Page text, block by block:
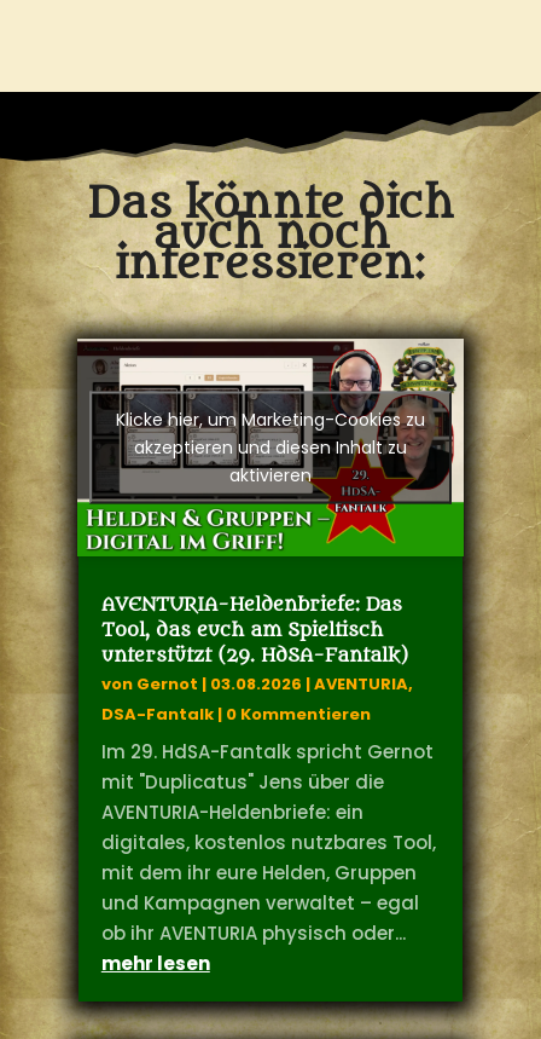
Das könnte dich
auch noch
interessieren:
Klicke hier, um Marketing-Cookies zu
akzeptieren und diesen Inhalt zu
aktivieren
AVENTURIA-Heldenbriefe: Das
Tool, das euch am Spieltisch
unterstützt (29. HdSA-Fantalk)
von Gernot | 03.08.2026 |AVENTURIA,
DSA-Fantalk| 0 Kommentieren
Im 29. HdSA-Fantalk spricht Gernot
mit "Duplicatus" Jens über die
AVENTURIA-Heldenbriefe: ein
digitales, kostenlos nutzbares Tool,
mit dem ihr eure Helden, Gruppen
und Kampagnen verwaltet – egal
ob ihr AVENTURIA physisch oder...
mehr lesen